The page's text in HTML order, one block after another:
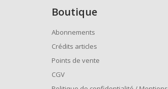
Boutique
Abonnements
Crédits articles
Points de vente
CGV